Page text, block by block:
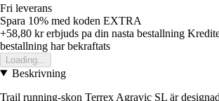
Fri leverans
Spara 10% med koden EXTRA
+58,80 krerbjuds pa din nasta bestallning
bestallning har bekraftats
Loading...
Beskrivning
Trail running-skon Terrex Agravic SL är